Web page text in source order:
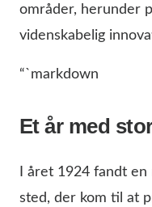
områder, herunder
videnskabelig
“`markdown
Et år med
I året 1924 fandt
sted, der kom til at